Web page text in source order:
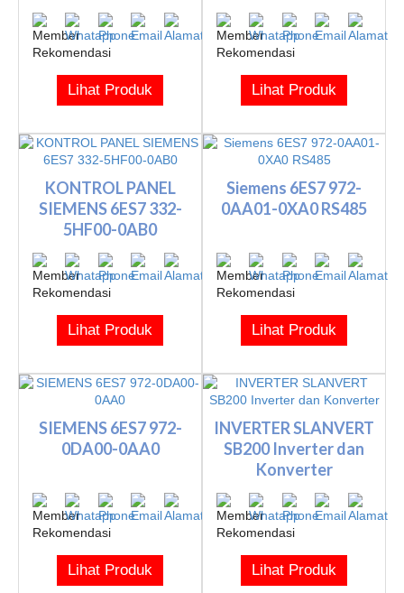
Lihat Produk
TERMINAL MODULE
Lihat Produk
KONTROL PANEL
SIEMENS 6ES7 332-
5HF00-0AB0
Lihat Produk
Siemens 6ES7 972-
0AA01-0XA0 RS485
Lihat Produk
SIEMENS 6ES7 972-
0DA00-0AA0
Lihat Produk
INVERTER SLANVERT
SB200 Inverter dan
Konverter
Lihat Produk